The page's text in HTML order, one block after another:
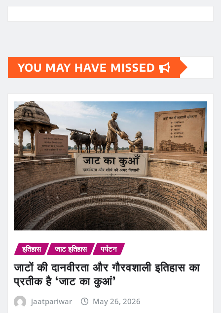
YOU MAY HAVE MISSED
इतिहास जाट इतिहास पर्यटन
जाटों की दानवीरता और गौरवशाली इतिहास का
प्रतीक है ‘जाट का कुआं’
jaatpariwar May 26, 2026